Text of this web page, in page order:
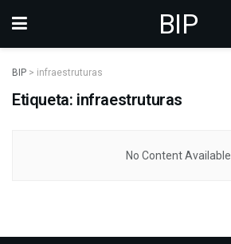
BIP
BIP > infraestruturas
Etiqueta: infraestruturas
No Content Available